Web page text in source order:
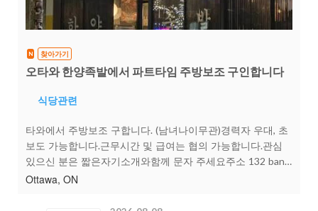
N 찾아가기
오타와 한양족발에서 파트타임 주방보조 구인합니다
식당관련
타와에서 주방보조 구합니다. (남녀나이무관)경력자 우대, 초
보도 가능합니다.근무시간 및 급여는 협의 가능합니다.관심
있으신 분은 짧은자기소개와함께 문자 주세요주소 132 bank
st전화번호 647-334-7390
Ottawa, ON